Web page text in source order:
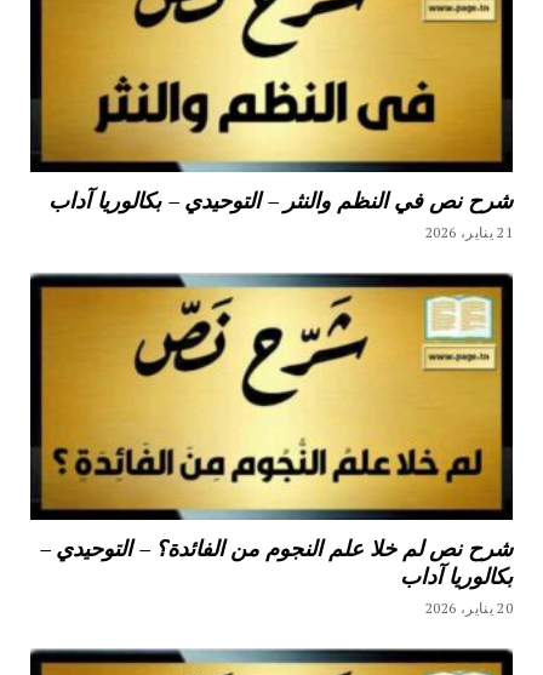
شرح نص في النظم والنثر – التوحيدي – بكالوريا آداب
21 يناير، 2026
شرح نص لم خلا علم النجوم من الفائدة؟ – التوحيدي –
بكالوريا آداب
20 يناير، 2026